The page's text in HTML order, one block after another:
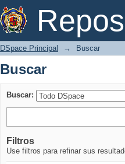
Buscar
DSpace Principal → Buscar
Buscar
Buscar:
Filtros
Use filtros para refinar sus